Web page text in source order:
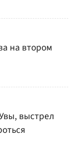
на втором
выстрел